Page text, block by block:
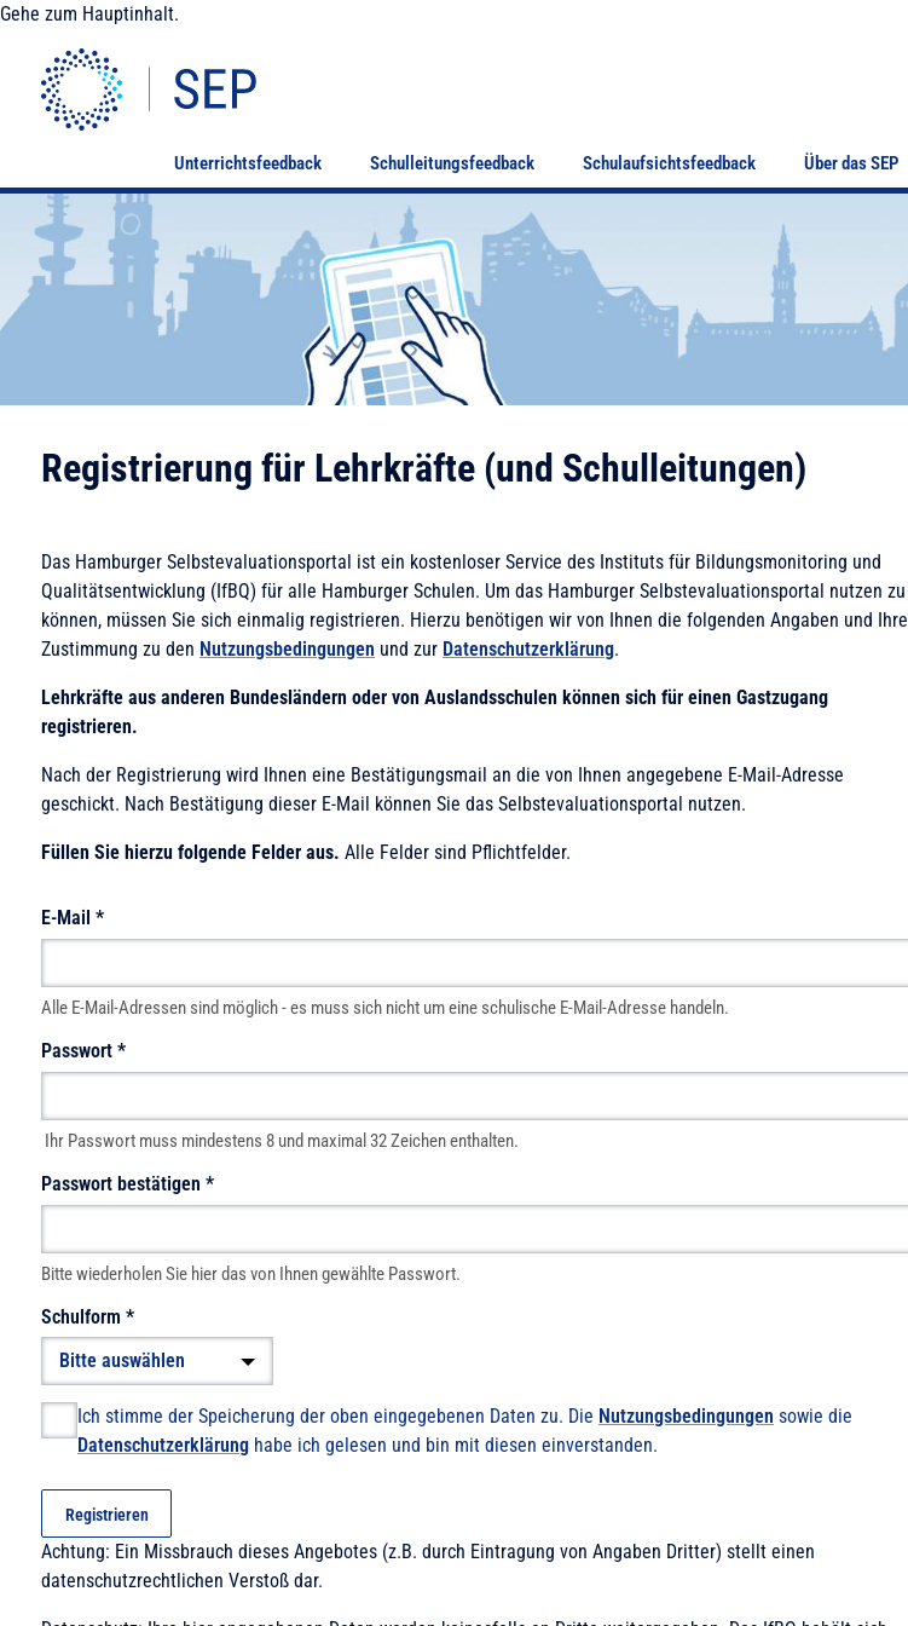
Gehe zum Hauptinhalt.
Unterrichtsfeedback Schulleitungsfeedback Schulaufsichtsfeedback Über das SEP
Registrierung für Lehrkräfte (und Schulleitungen)
Das Hamburger Selbstevaluationsportal ist ein kostenloser Service des Instituts für Bildungsmonitoring und
Qualitätsentwicklung (IfBQ) für alle Hamburger Schulen. Um das Hamburger Selbstevaluationsportal nutzen zu
können, müssen Sie sich einmalig registrieren. Hierzu benötigen wir von Ihnen die folgenden Angaben und Ihre
Zustimmung zu den Nutzungsbedingungen und zur Datenschutzerklärung.
Lehrkräfte aus anderen Bundesländern oder von Auslandsschulen können sich für einen Gastzugang
registrieren.
Nach der Registrierung wird Ihnen eine Bestätigungsmail an die von Ihnen angegebene E-Mail-Adresse
geschickt. Nach Bestätigung dieser E-Mail können Sie das Selbstevaluationsportal nutzen.
Füllen Sie hierzu folgende Felder aus. Alle Felder sind Pflichtfelder.
E-Mail *
Alle E-Mail-Adressen sind möglich - es muss sich nicht um eine schulische E-Mail-Adresse handeln.
Passwort *
Ihr Passwort muss mindestens 8 und maximal 32 Zeichen enthalten.
Passwort bestätigen *
Bitte wiederholen Sie hier das von Ihnen gewählte Passwort.
Schulform *
Ich stimme der Speicherung der oben eingegebenen Daten zu. Die Nutzungsbedingungen sowie die
Datenschutzerklärung habe ich gelesen und bin mit diesen einverstanden.
Registrieren
Achtung: Ein Missbrauch dieses Angebotes (z.B. durch Eintragung von Angaben Dritter) stellt einen
datenschutzrechtlichen Verstoß dar.